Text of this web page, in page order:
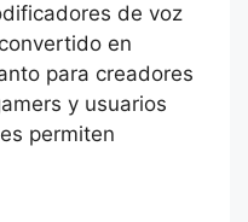
de voz
en
para creadores
y usuarios
permiten